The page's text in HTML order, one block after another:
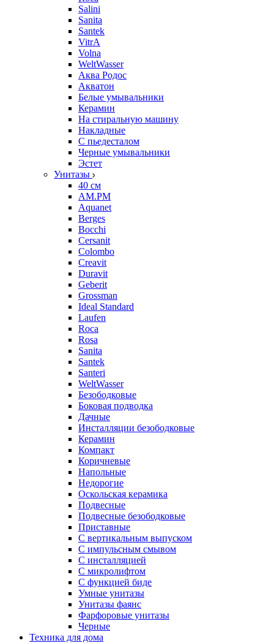
Salini
Sanita
Santek
VitrA
Volna
WeltWasser
Аква Родос
Акватон
Белые умывальники
Керамин
На стиральную машину
Накладные
С пьедесталом
Черные умывальники
Эстет
Унитазы
40 см
AM.PM
Aquanet
Berges
Bocchi
Cersanit
Colombo
Creavit
Duravit
Geberit
Grossman
Ideal Standard
Laufen
Roca
Rosa
Sanita
Santek
Santeri
WeltWasser
Безободковые
Боковая подводка
Дачные
Инсталляции безободковые
Керамин
Компакт
Коричневые
Напольные
Недорогие
Оскольская керамика
Подвесные
Подвесные безободковые
Приставные
С вертикальным выпуском
С импульсным смывом
С инсталляцией
С микролифтом
С функцией биде
Умные унитазы
Унитазы фаянс
Фарфоровые унитазы
Черные
Техника для дома